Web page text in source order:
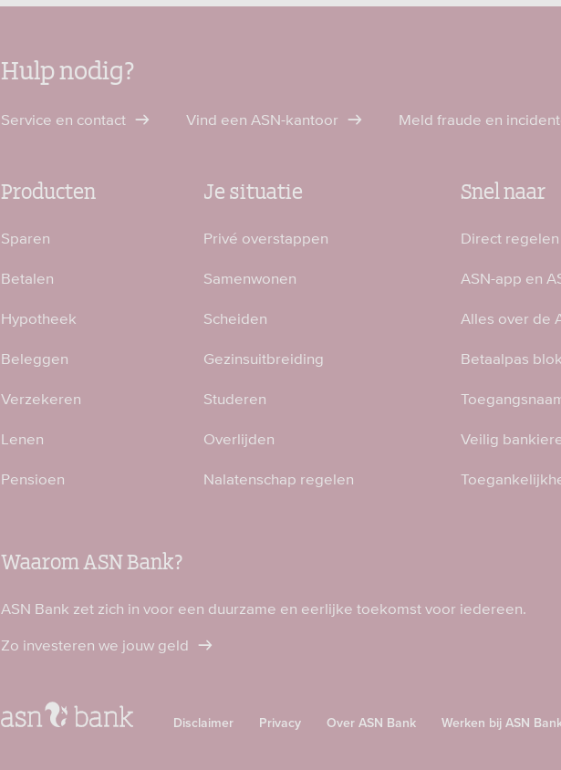
Hulp nodig?
Service en contact Vind een ASN-kantoor Meld fraude en
Producten
Sparen
Betalen
Hypotheek
Beleggen
Verzekeren
Lenen
Pensioen
Je situatie
Privé overstappen
Samenwonen
Scheiden
Gezinsuitbreiding
Studeren
Overlijden
Nalatenschap regelen
Snel naar
Direct regelen
ASN-app en
Alles over de
Betaalpas
Veilig
Waarom ASN Bank?
ASN Bank zet zich in voor een duurzame en eerlijke toekomst voor iedereen.
Zo investeren we jouw geld
Disclaimer Privacy Over ASN Bank Werken bij ASN